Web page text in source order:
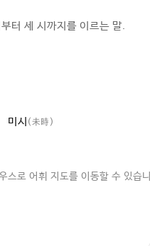
터 세 시까지를 이르는 말.
미시 (未時)
스로 어휘 지도를 이동할 수 있습